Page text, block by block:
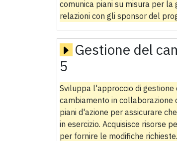
comunica piani su misura per
relazioni con gli sponsor del
Gestione del
5
Sviluppa l'approccio di
cambiamento in collaborazione
piani d'azione per assicurare
in esercizio. Acquisisce risorse
per fornire le modifiche